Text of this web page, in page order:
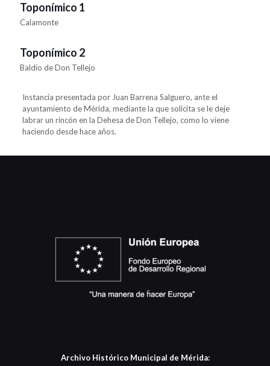
Toponímico 1
Calamonte
Toponímico 2
Baldío de Don Tellejo
Instancia presentada por Juan Barrena Salguero, ante el
ayuntamiento de Mérida, mediante la que solicita se le deje
labrar un rincón en la Dehesa de Don Tellejo, como lo viene
haciendo desde hace años.
Archivo Histórico Municipal de Mérida: